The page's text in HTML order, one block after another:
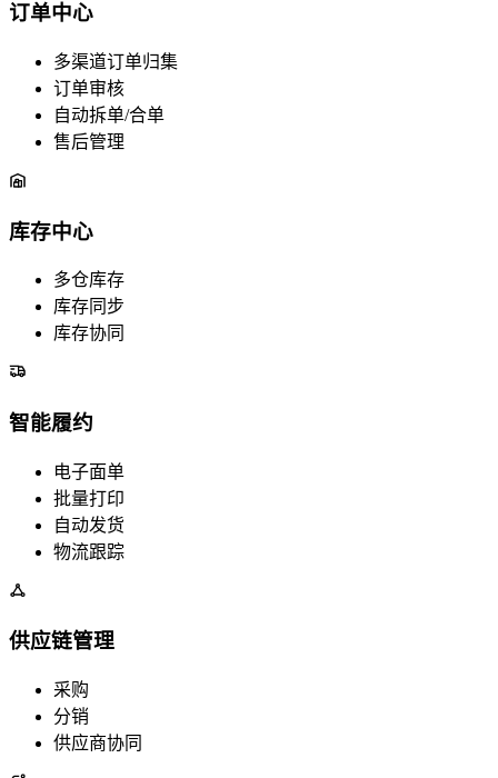
订单中心
多渠道订单归集
订单审核
自动拆单/合单
售后管理
库存中心
多仓库存
库存同步
库存协同
智能履约
电子面单
批量打印
自动发货
物流跟踪
供应链管理
采购
分销
供应商协同